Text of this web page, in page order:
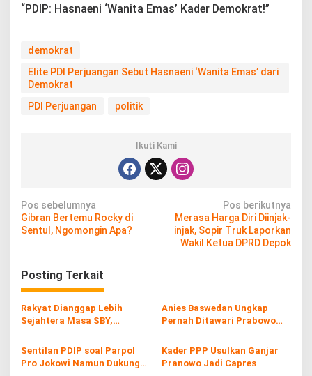
“PDIP: Hasnaeni ‘Wanita Emas’ Kader Demokrat!”
demokrat
Elite PDI Perjuangan Sebut Hasnaeni ‘Wanita Emas’ dari
Demokrat
PDI Perjuangan
politik
Ikuti Kami
N
a
i
g
a
s
i
p
Pos sebelumnya
Gibran Bertemu Rocky di
Sentul, Ngomongin Apa?
Pos berikutnya
Merasa Harga Diri Diinjak-
injak, Sopir Truk Laporkan
Wakil Ketua DPRD Depok
Posting Terkait
Rakyat Dianggap Lebih
Sejahtera Masa SBY,
Balik
Anies Baswedan Ungkap
Pernah Ditawari Prabowo
2019
Sentilan PDIP soal Parpol
Pro Jokowi Namun Dukung
Kader PPP Usulkan Ganjar
Pranowo Jadi Capres